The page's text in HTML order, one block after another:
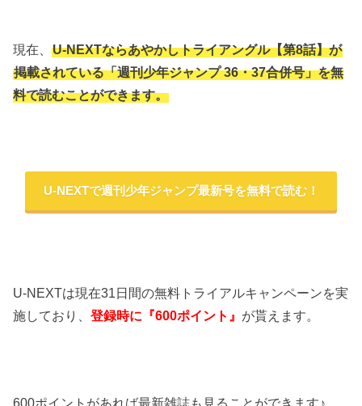
現在、U-NEXTならあやかしトライアングル【第8話】が
掲載されている「週刊少年ジャンプ 36・37合併号」を無
料で読むことができます。
U-NEXTで週刊少年ジャンプ最新号を無料で読む！
U-NEXTは現在31日間の無料トライアルキャンペーンを実
施しており、登録時に『600ポイント』 が貰えます。
600ポイントがあれば最新雑誌も見ることができます♪